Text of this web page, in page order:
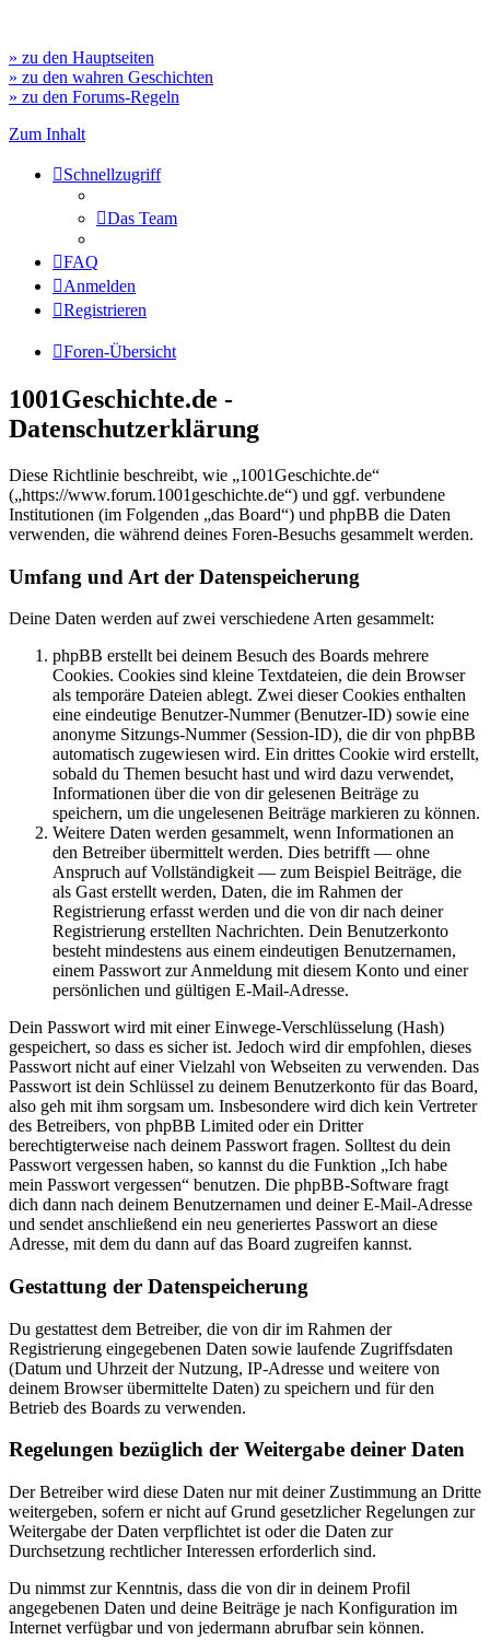
» zu den Hauptseiten
» zu den wahren Geschichten
» zu den Forums-Regeln
Zum Inhalt
Schnellzugriff
Das Team
FAQ
Anmelden
Registrieren
Foren-Übersicht
1001Geschichte.de -
Datenschutzerklärung
Diese Richtlinie beschreibt, wie „1001Geschichte.de“
(„https://www.forum.1001geschichte.de“) und ggf. verbundene
Institutionen (im Folgenden „das Board“) und phpBB die Daten
verwenden, die während deines Foren-Besuchs gesammelt werden.
Umfang und Art der Datenspeicherung
Deine Daten werden auf zwei verschiedene Arten gesammelt:
phpBB erstellt bei deinem Besuch des Boards mehrere
Cookies. Cookies sind kleine Textdateien, die dein Browser
als temporäre Dateien ablegt. Zwei dieser Cookies enthalten
eine eindeutige Benutzer-Nummer (Benutzer-ID) sowie eine
anonyme Sitzungs-Nummer (Session-ID), die dir von phpBB
automatisch zugewiesen wird. Ein drittes Cookie wird erstellt,
sobald du Themen besucht hast und wird dazu verwendet,
Informationen über die von dir gelesenen Beiträge zu
speichern, um die ungelesenen Beiträge markieren zu können.
Weitere Daten werden gesammelt, wenn Informationen an
den Betreiber übermittelt werden. Dies betrifft — ohne
Anspruch auf Vollständigkeit — zum Beispiel Beiträge, die
als Gast erstellt werden, Daten, die im Rahmen der
Registrierung erfasst werden und die von dir nach deiner
Registrierung erstellten Nachrichten. Dein Benutzerkonto
besteht mindestens aus einem eindeutigen Benutzernamen,
einem Passwort zur Anmeldung mit diesem Konto und einer
persönlichen und gültigen E-Mail-Adresse.
Dein Passwort wird mit einer Einwege-Verschlüsselung (Hash)
gespeichert, so dass es sicher ist. Jedoch wird dir empfohlen, dieses
Passwort nicht auf einer Vielzahl von Webseiten zu verwenden. Das
Passwort ist dein Schlüssel zu deinem Benutzerkonto für das Board,
also geh mit ihm sorgsam um. Insbesondere wird dich kein Vertreter
des Betreibers, von phpBB Limited oder ein Dritter
berechtigterweise nach deinem Passwort fragen. Solltest du dein
Passwort vergessen haben, so kannst du die Funktion „Ich habe
mein Passwort vergessen“ benutzen. Die phpBB-Software fragt
dich dann nach deinem Benutzernamen und deiner E-Mail-Adresse
und sendet anschließend ein neu generiertes Passwort an diese
Adresse, mit dem du dann auf das Board zugreifen kannst.
Gestattung der Datenspeicherung
Du gestattest dem Betreiber, die von dir im Rahmen der
Registrierung eingegebenen Daten sowie laufende Zugriffsdaten
(Datum und Uhrzeit der Nutzung, IP-Adresse und weitere von
deinem Browser übermittelte Daten) zu speichern und für den
Betrieb des Boards zu verwenden.
Regelungen bezüglich der Weitergabe deiner Daten
Der Betreiber wird diese Daten nur mit deiner Zustimmung an Dritte
weitergeben, sofern er nicht auf Grund gesetzlicher Regelungen zur
Weitergabe der Daten verpflichtet ist oder die Daten zur
Durchsetzung rechtlicher Interessen erforderlich sind.
Du nimmst zur Kenntnis, dass die von dir in deinem Profil
angegebenen Daten und deine Beiträge je nach Konfiguration im
Internet verfügbar und von jedermann abrufbar sein können.